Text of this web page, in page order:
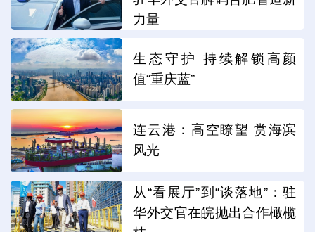
力量
生态守护 持续解锁高颜
值“重庆蓝”
连云港：高空瞭望 赏海滨
风光
从“看展厅”到“谈落地”：驻
华外交官在皖抛出合作橄榄